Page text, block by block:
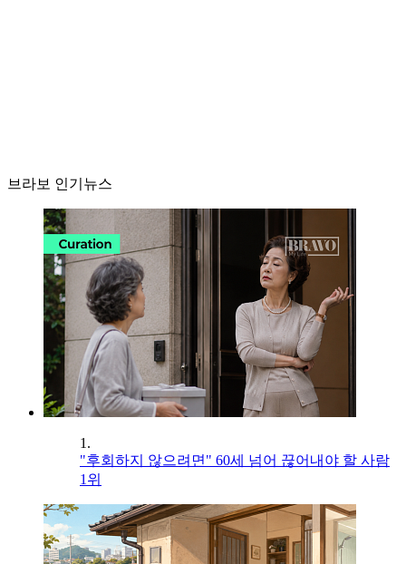
브라보 인기뉴스
1.
"후회하지 않으려면" 60세 넘어 끊어내야 할 사람
1위